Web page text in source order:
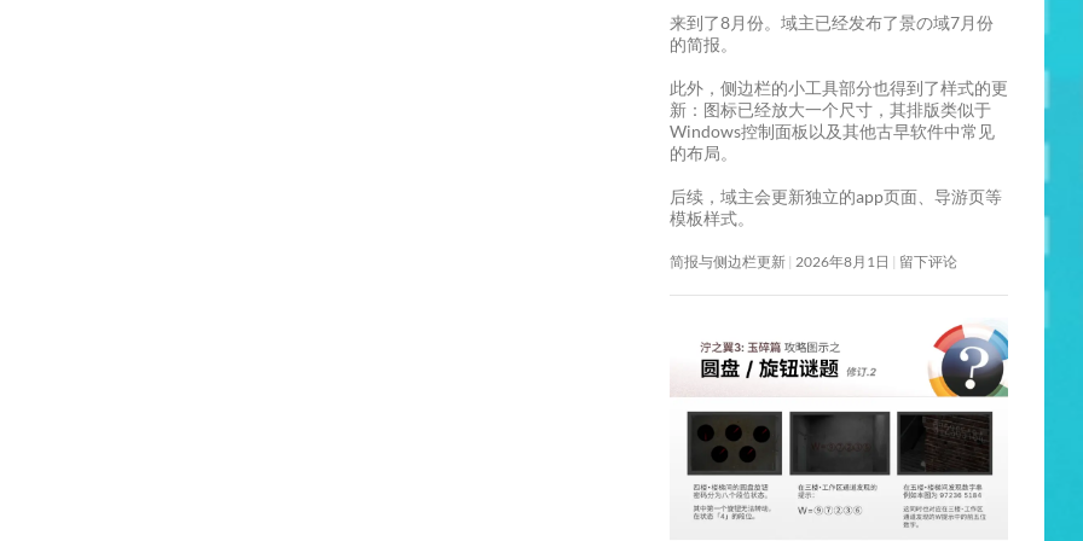
来到了8月份。域主已经发布了景の域7月份
的简报。
此外，侧边栏的小工具部分也得到了样式的更
新：图标已经放大一个尺寸，其排版类似于
Windows控制面板以及其他古早软件中常见
的布局。
后续，域主会更新独立的app页面、导游页等
模板样式。
简报与侧边栏更新 2026年8月1日 留下评论